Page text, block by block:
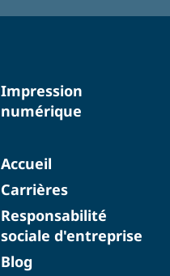
Impression
numérique
Accueil
Carrières
Responsabilité
sociale d'entreprise
Blog